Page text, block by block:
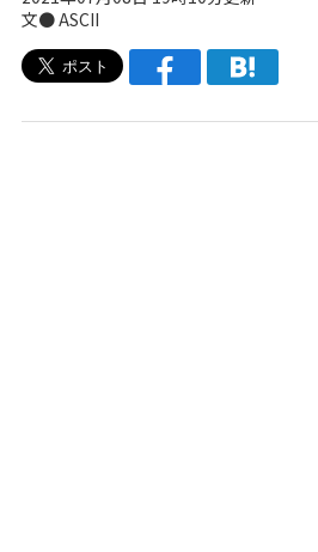
文● ASCII